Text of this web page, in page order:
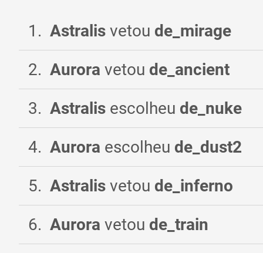
1 . Astralis vetou de_mirage
2. Aurora vetou de_ancient
3. Astralis escolheu de_nuke
4. Aurora escolheu de_dust2
5. Astralis vetou de_inferno
6. Aurora vetou de_train